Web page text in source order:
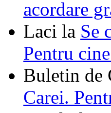
acordare
Laci la Se
Pentru
Buletin de
Carei.